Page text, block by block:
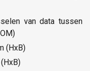
van data tussen
(HxB)